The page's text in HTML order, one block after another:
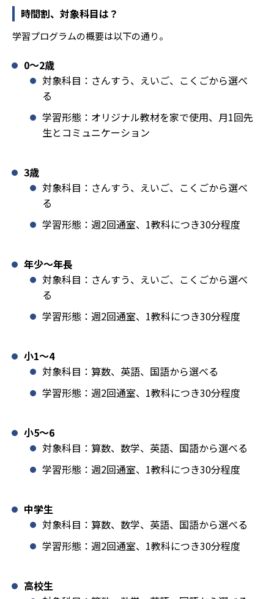
時間割、対象科目は？
学習プログラムの概要は以下の通り。
0〜2歳
対象科目：さんすう、えいご、こくごから選べ
る
学習形態：オリジナル教材を家で使用、月1回先
生とコミュニケーション
3歳
対象科目：さんすう、えいご、こくごから選べ
る
学習形態：週2回通室、1教科につき30分程度
年少〜年長
対象科目：さんすう、えいご、こくごから選べ
る
学習形態：週2回通室、1教科につき30分程度
小1️〜4
対象科目：算数、英語、国語から選べる
学習形態：週2回通室、1教科につき30分程度
小5〜6
対象科目：算数、数学、英語、国語から選べる
学習形態：週2回通室、1教科につき30分程度
中学生
対象科目：算数、数学、英語、国語から選べる
学習形態：週2回通室、1教科につき30分程度
高校生